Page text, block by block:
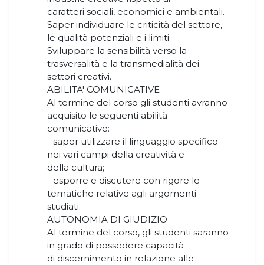
caratteri sociali, economici e ambientali.
Saper individuare le criticità del settore,
le qualità potenziali e i limiti.
Sviluppare la sensibilità verso la
trasversalità e la transmedialità dei
settori creativi.
ABILITA' COMUNICATIVE
Al termine del corso gli studenti avranno
acquisito le seguenti abilità
comunicative:
- saper utilizzare il linguaggio specifico
nei vari campi della creatività e
della cultura;
- esporre e discutere con rigore le
tematiche relative agli argomenti
studiati.
AUTONOMIA DI GIUDIZIO
Al termine del corso, gli studenti saranno
in grado di possedere capacità
di discernimento in relazione alle